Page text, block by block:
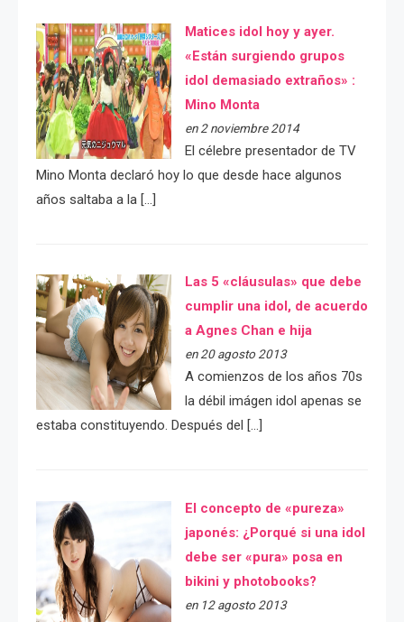
Matices idol hoy y ayer.
«Están surgiendo grupos
idol demasiado extraños» :
Mino Monta
en 2 noviembre 2014
El célebre presentador de TV
Mino Monta declaró hoy lo que desde hace algunos
años saltaba a la […]
Las 5 «cláusulas» que debe
cumplir una idol, de acuerdo
a Agnes Chan e hija
en 20 agosto 2013
A comienzos de los años 70s
la débil imágen idol apenas se
estaba constituyendo. Después del […]
El concepto de «pureza»
japonés: ¿Porqué si una idol
debe ser «pura» posa en
bikini y photobooks?
en 12 agosto 2013